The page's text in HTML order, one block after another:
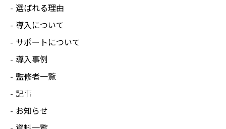
選ばれる理由
導入について
サポートについて
導入事例
監修者一覧
記事
お知らせ